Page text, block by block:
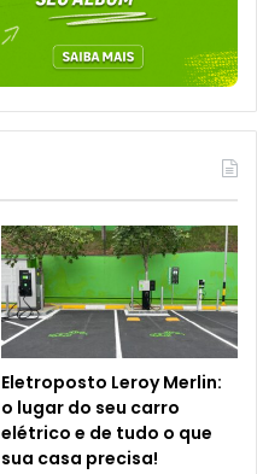
Eletroposto Leroy Merlin:
o lugar do seu carro
elétrico e de tudo o que
sua casa precisa!